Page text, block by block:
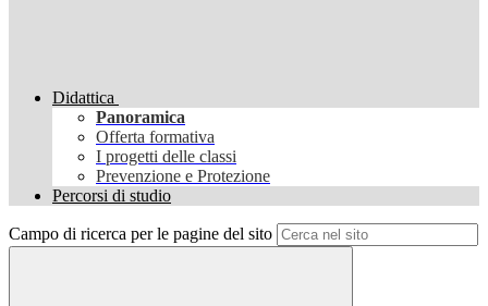
Didattica
Panoramica
Offerta formativa
I progetti delle classi
Prevenzione e Protezione
Percorsi di studio
Campo di ricerca per le pagine del sito